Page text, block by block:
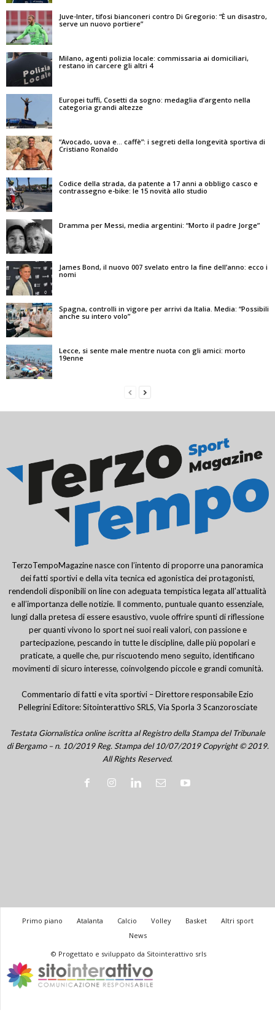
Juve-Inter, tifosi bianconeri contro Di Gregorio: “È un disastro,
serve un nuovo portiere”
Milano, agenti polizia locale: commissaria ai domiciliari,
restano in carcere gli altri 4
Europei tuffi, Cosetti da sogno: medaglia d’argento nella
categoria grandi altezze
“Avocado, uova e… caffè”: i segreti della longevità sportiva di
Cristiano Ronaldo
Codice della strada, da patente a 17 anni a obbligo casco e
contrassegno e-bike: le 15 novità allo studio
Dramma per Messi, media argentini: “Morto il padre Jorge”
James Bond, il nuovo 007 svelato entro la fine dell’anno: ecco i
nomi
Spagna, controlli in vigore per arrivi da Italia. Media: “Possibili
anche su intero volo”
Lecce, si sente male mentre nuota con gli amici: morto
19enne
TerzoTempoMagazine nasce con l’intento di proporre una panoramica
dei fatti sportivi e della vita tecnica ed agonistica dei protagonisti,
rendendoli disponibili on line con adeguata tempistica legata all’attualità
e all’importanza delle notizie. Il commento, puntuale quanto essenziale,
lungi dalla pretesa di essere esaustivo, vuole offrire spunti di riflessione
per quanti vivono lo sport nei suoi reali valori, con passione e
partecipazione, pescando in tutte le discipline, dalle più popolari e
praticate, a quelle che, pur riscuotendo meno seguito, identificano
movimenti di sicuro interesse, coinvolgendo piccole e grandi comunità.
Commentario di fatti e vita sportivi – Direttore responsabile Ezio
Pellegrini Editore: Sitointerattivo SRLS, Via Sporla 3 Scanzorosciate
Testata Giornalistica online iscritta al Registro della Stampa del Tribunale
di Bergamo – n. 10/2019 Reg. Stampa del 10/07/2019 Copyright © 2019.
All Rights Reserved.
Primo piano Atalanta Calcio Volley Basket
Altri sport
News
© Progettato e sviluppato da Sitointerattivo srls